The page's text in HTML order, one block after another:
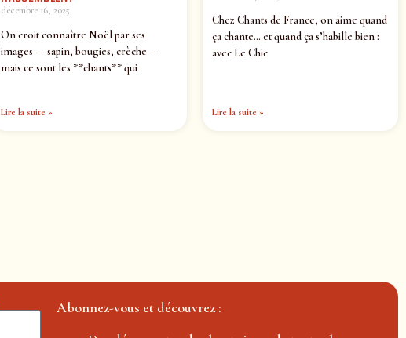
décembre 16, 2025
On croit connaître Noël par ses
images — sapin, bougies, crèche —
mais ce sont les **chants** qui
Lire la suite »
Chez Chants de France, on aime quand
ça chante… et quand ça s’habille bien :
avec Le Chic
Lire la suite »
Abonnez-vous et découvrez :